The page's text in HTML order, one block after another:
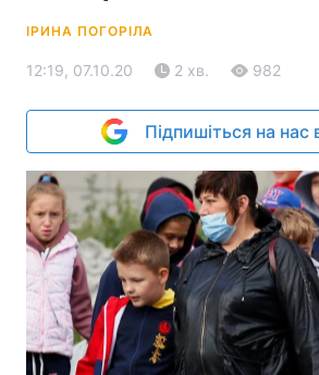
ІРИНА ПОГОРІЛА
12:19, 07.10.20 2 хв. 982
Підпишіться на нас